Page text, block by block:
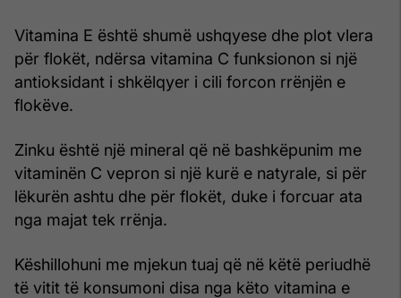
Vitamina E është shumë ushqyese dhe plot vlera
për flokët, ndërsa vitamina C funksionon si një
antioksidant i shkëlqyer i cili forcon rrënjën e
flokëve.
Zinku është një mineral që në bashkëpunim me
vitaminën C vepron si një kurë e natyrale, si për
lëkurën ashtu dhe për flokët, duke i forcuar ata
nga majat tek rrënja.
Këshillohuni me mjekun tuaj që në këtë periudhë
të vitit të konsumoni disa nga këto vitamina e